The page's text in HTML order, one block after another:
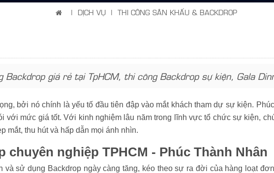
| DỊCH VỤ | THI CÔNG SÂN KHẤU & BACKDROP
Backdrop giá rẻ tại TpHCM, thi công Backdrop sự kiện, Gala
bởi nó chính là yếu tố đầu tiên đập vào mắt khách tham dự sự kiện.
với mức giá tốt. Với kinh nghiệm lâu năm trong lĩnh vực tổ chức sự kiện,
mắt, thu hút và hấp dẫn mọi ánh nhìn.
nghiệp TPHCM - Phúc Thành Nhân
sử dụng Backdrop ngày càng tăng, kéo theo sự ra đời của hàng loạt